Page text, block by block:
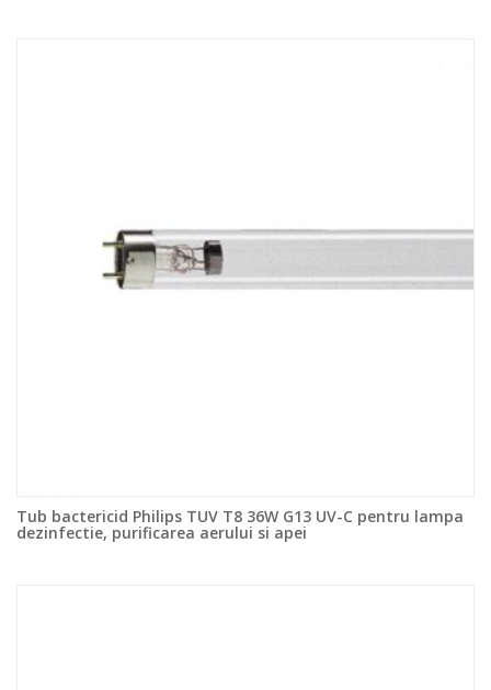
Tub bactericid Philips TUV T8 36W G13 UV-C pentru lampa
dezinfectie, purificarea aerului si apei